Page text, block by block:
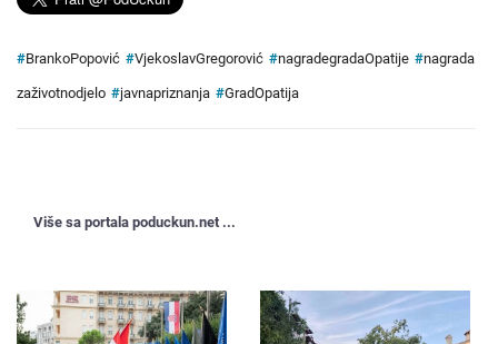
#BrankoPopović #VjekoslavGregorović #nagradegradaOpatije #nagrada
zaživotnodjelo #javnapriznanja #GradOpatija
Više sa portala poduckun.net ...